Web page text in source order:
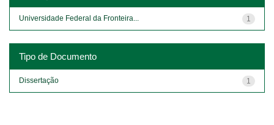
1
Universidade Federal da Fronteira...
Tipo de Documento
1
Dissertação